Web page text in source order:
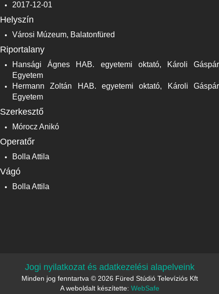
2017-12-01
Helyszín
Városi Múzeum, Balatonfüred
Riportalany
Hansági Ágnes HAB. egyetemi oktató, Károli Gáspár
Egyetem
Hermann Zoltán HAB. egyetemi oktató, Károli Gáspár
Egyetem
Szerkesztő
Mórocz Anikó
Operatőr
Bolla Attila
Vágó
Bolla Attila
Jogi nyilatkozat és adatkezelési alapelveink
Minden jog fenntartva © 2026 Füred Stúdió Televíziós Kft
A weboldalt készítette: WebSafe